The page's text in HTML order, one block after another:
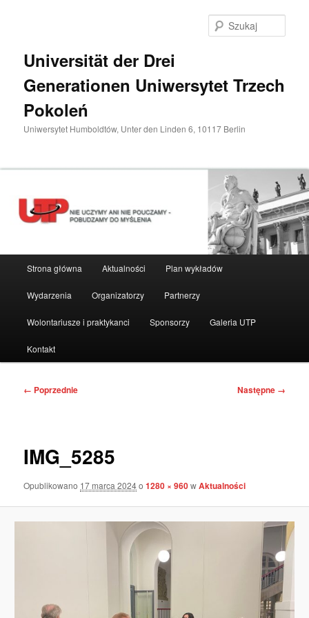
Universität der Drei
Generationen Uniwersytet Trzech
Pokoleń
Uniwersytet Humboldtów, Unter den Linden 6, 10117 Berlin
Strona główna Aktualności Plan wykładów
Wydarzenia Organizatorzy Partnerzy
Wolontariusze i praktykanci Sponsorzy Galeria UTP
Kontakt
Nawigacja
← Poprzednie Następne →
IMG_5285
Opublikowano 17 marca 2024o1280 × 960wAktualności